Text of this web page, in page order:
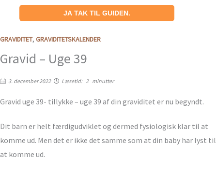
GRAVIDITET, GRAVIDITETSKALENDER
Gravid – Uge 39
3. december 2022 Læsetid: 2 minutter
Gravid uge 39- tillykke – uge 39 af din graviditet er nu begyndt.
Dit barn er helt færdigudviklet og dermed fysiologisk klar til at
komme ud. Men det er ikke det samme som at din baby har lyst til
at komme ud.